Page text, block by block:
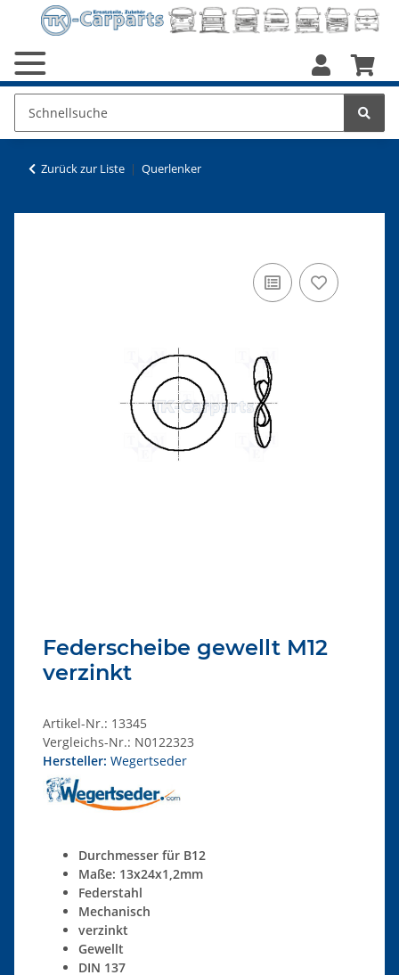
Zurück zur Liste Querlenker
Federscheibe gewellt M12
verzinkt
Artikel-Nr.: 13345
Vergleichs-Nr.: N0122323
Hersteller: Wegertseder
Durchmesser für B12
Maße: 13x24x1,2mm
Federstahl
Mechanisch
verzinkt
Gewellt
DIN 137